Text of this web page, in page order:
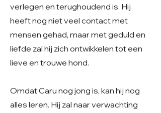
verlegen en terughoudend is. Hij
heeft nog niet veel contact met
mensen gehad, maar met geduld en
liefde zal hij zich ontwikkelen tot een
lieve en trouwe hond.
Omdat Caru nog jong is, kan hij nog
alles leren. Hij zal naar verwachting